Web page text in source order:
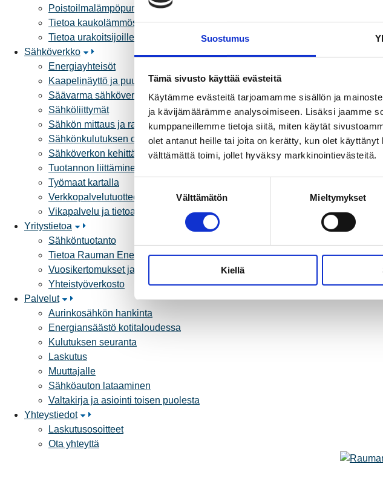
Suostumus
Tämä sivusto käyttää evästeitä
Käytämme evästeitä tarjoamamme sisällön ja
ja kävijämäärämme analysoimiseen. Lisäksi jaamme
kumppaneillemme tietoja siitä, miten käytät
olet antanut heille tai joita on kerätty, kun olet
välttämättä toimi, jollet hyväksy markkinointievästeitä.
u
o
u
m
k
s
e
n
l
i
Välttämätön Mieltymykset
Kiellä
Poistoilmalämpöpumppu kaukolämpötaloon
Tietoa kaukolämmöstä
Tietoa urakoitsijoille
Sähköverkko
Energiayhteisöt
Kaapelinäyttö ja puunkaatoapu
Säävarma sähköverkko
Sähköliittymät
Sähkön mittaus ja raportointi
Sähkönkulutuksen ohjaus kiinteistössä
Sähköverkon kehittämissuunnitelma
Tuotannon liittäminen verkkoon
Työmaat kartalla
Verkkopalvelutuotteet ja hinnastot
Vikapalvelu ja tietoa jakeluhäiriöistä
Yritystietoa
Sähköntuotanto
Tietoa Rauman Energiasta
Vuosikertomukset ja asiakaslehti
Yhteistyöverkosto
Palvelut
Aurinkosähkön hankinta
Energiansäästö kotitaloudessa
Kulutuksen seuranta
Laskutus
Muuttajalle
Sähköauton lataaminen
Valtakirja ja asiointi toisen puolesta
Yhteystiedot
Laskutusosoitteet
Ota yhteyttä